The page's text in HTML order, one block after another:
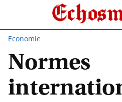
Economie
Normes